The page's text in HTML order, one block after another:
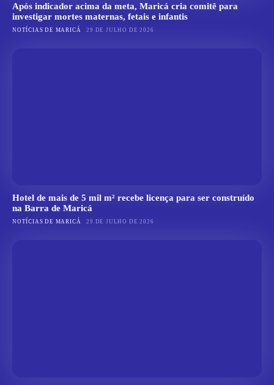
Após indicador acima da meta, Maricá cria comitê para
investigar mortes maternas, fetais e infantis
NOTÍCIAS DE MARICÁ 29 DE JULHO DE 2026
Hotel de mais de 5 mil m² recebe licença para ser construído
na Barra de Maricá
NOTÍCIAS DE MARICÁ 29 DE JULHO DE 2026